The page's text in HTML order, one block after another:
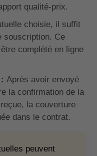
qualité-prix.
choisie, il suffit
souscription. Ce
complété en ligne
Après avoir envoyé
la confirmation de la
la couverture
dans le contrat.
peuvent